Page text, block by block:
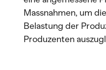
Massnahmen, um
Belastung der
Produzenten